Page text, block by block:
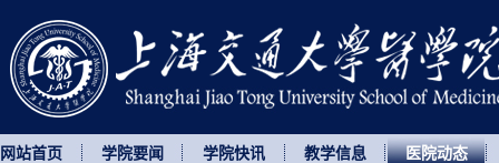
网站首页 学院要闻 学院快讯 教学信息 医院动态